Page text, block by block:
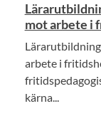
mot arbete i
arbete i
kärna...